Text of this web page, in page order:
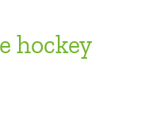
hockey